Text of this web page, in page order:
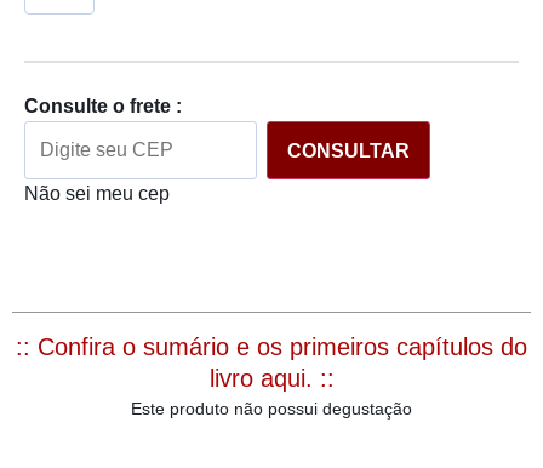
Consulte o frete :
CONSULTAR
Não sei meu cep
:: Confira o sumário e os primeiros capítulos do
livro aqui. ::
Este produto não possui degustação